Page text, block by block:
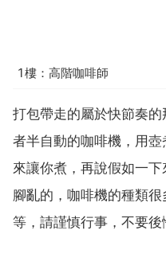
1樓：高階咖啡師
打包帶走的屬於快節奏
者半自動的咖啡機，用
來讓你煮，再說假如一
腳亂的，咖啡機的種類
等，請謹慎行事，不要後